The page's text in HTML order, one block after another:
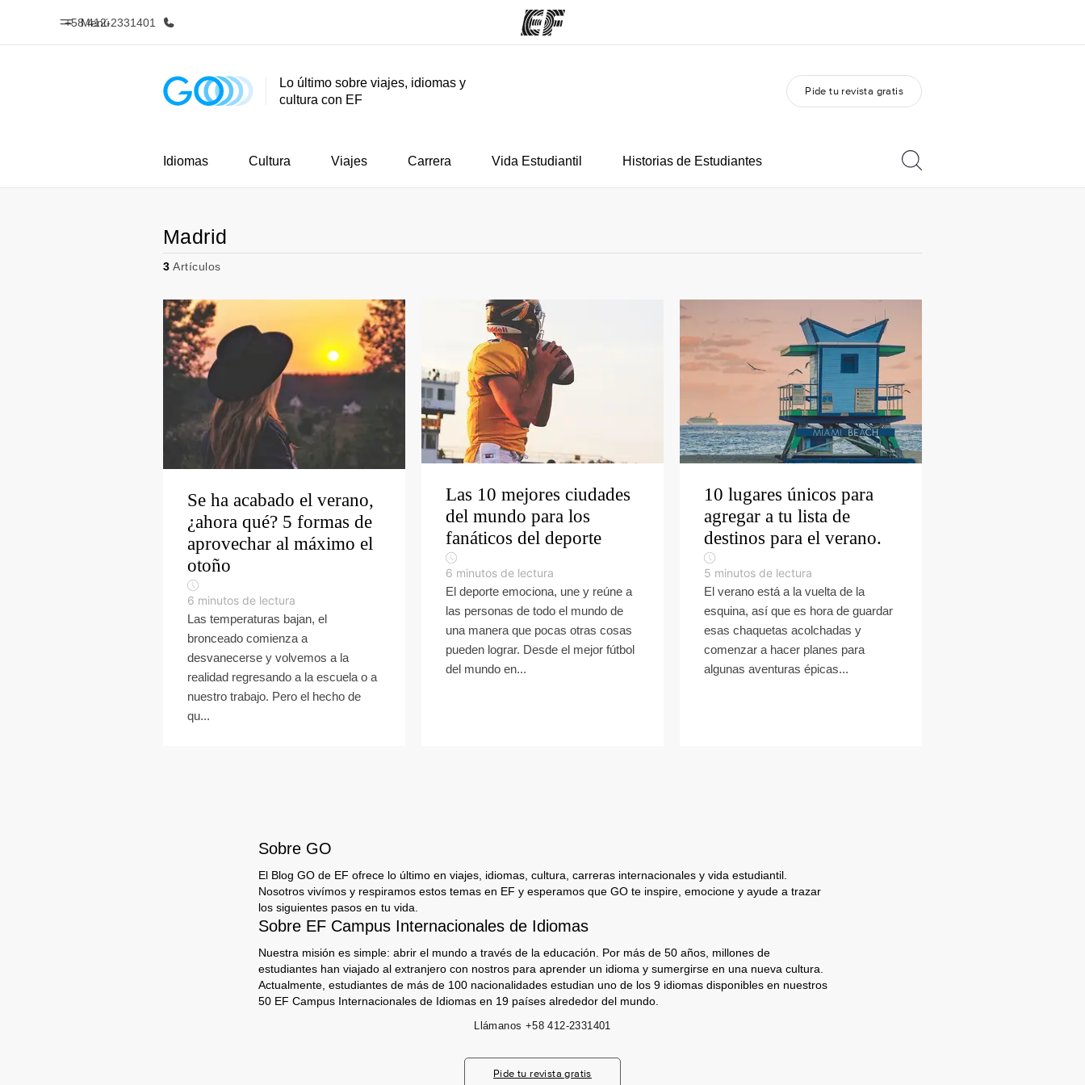
Menú
+58 412-2331401
Inicio Programas Trabajos
Lo último sobre viajes, idiomas y
cultura con EF
Pide tu revista gratis
Idiomas Cultura Viajes Carrera Vida Estudiantil Historias de Estudiantes
Madrid
3 Artículos
Se ha acabado el verano,
¿ahora qué? 5 formas de
aprovechar al máximo el
otoño
6 minutos de lectura
Las temperaturas bajan, el
bronceado comienza a
desvanecerse y volvemos a la
realidad regresando a la escuela o a
nuestro trabajo. Pero el hecho de
qu...
Las 10 mejores ciudades
del mundo para los
fanáticos del deporte
6 minutos de lectura
El deporte emociona, une y reúne a
las personas de todo el mundo de
una manera que pocas otras cosas
pueden lograr. Desde el mejor fútbol
del mundo en...
10 lugares únicos para
agregar a tu lista de
destinos para el verano.
5 minutos de lectura
El verano está a la vuelta de la
esquina, así que es hora de guardar
esas chaquetas acolchadas y
comenzar a hacer planes para
algunas aventuras épicas...
Sobre GO
El Blog GO de EF ofrece lo último en viajes, idiomas, cultura, carreras internacionales y vida estudiantil.
Nosotros vivímos y respiramos estos temas en EF y esperamos que GO te inspire, emocione y ayude a trazar
los siguientes pasos en tu vida.
Sobre EF Campus Internacionales de Idiomas
Nuestra misión es simple: abrir el mundo a través de la educación. Por más de 50 años, millones de
estudiantes han viajado al extranjero con nostros para aprender un idioma y sumergirse en una nueva cultura.
Actualmente, estudiantes de más de 100 nacionalidades estudian uno de los 9 idiomas disponibles en nuestros
50 EF Campus Internacionales de Idiomas en 19 países alrededor del mundo.
Llámanos +58 412-2331401
Pide tu revista gratis